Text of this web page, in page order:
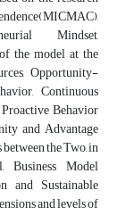
Mindset,
the model at the
Opportunity-
Continuous
Behavior
and Advantage
the Two, in
Business Model
and Sustainable
and levels of